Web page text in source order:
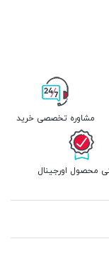
مشاوره تخصصی خرید
محصول اورجینال